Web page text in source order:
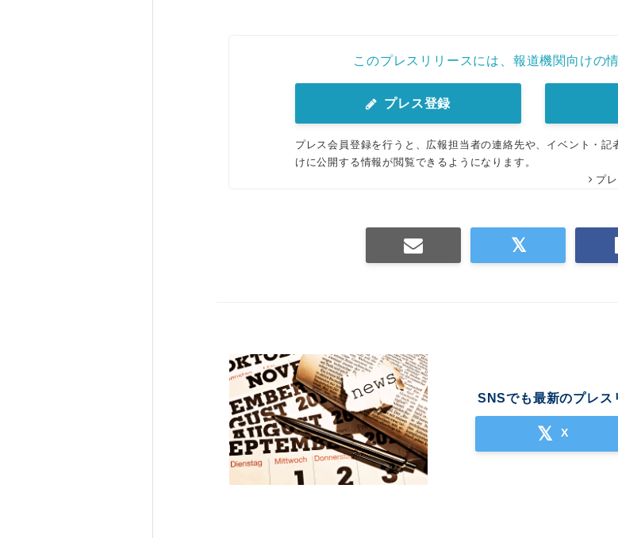
このプレスリリースには、報道機関向けの
プレス登録
プレス会員登録を行うと、広報担当者の連絡先や、イベント・記
けに公開する情報が閲覧できるようになります。
プ
SNSでも最新のプレス
X